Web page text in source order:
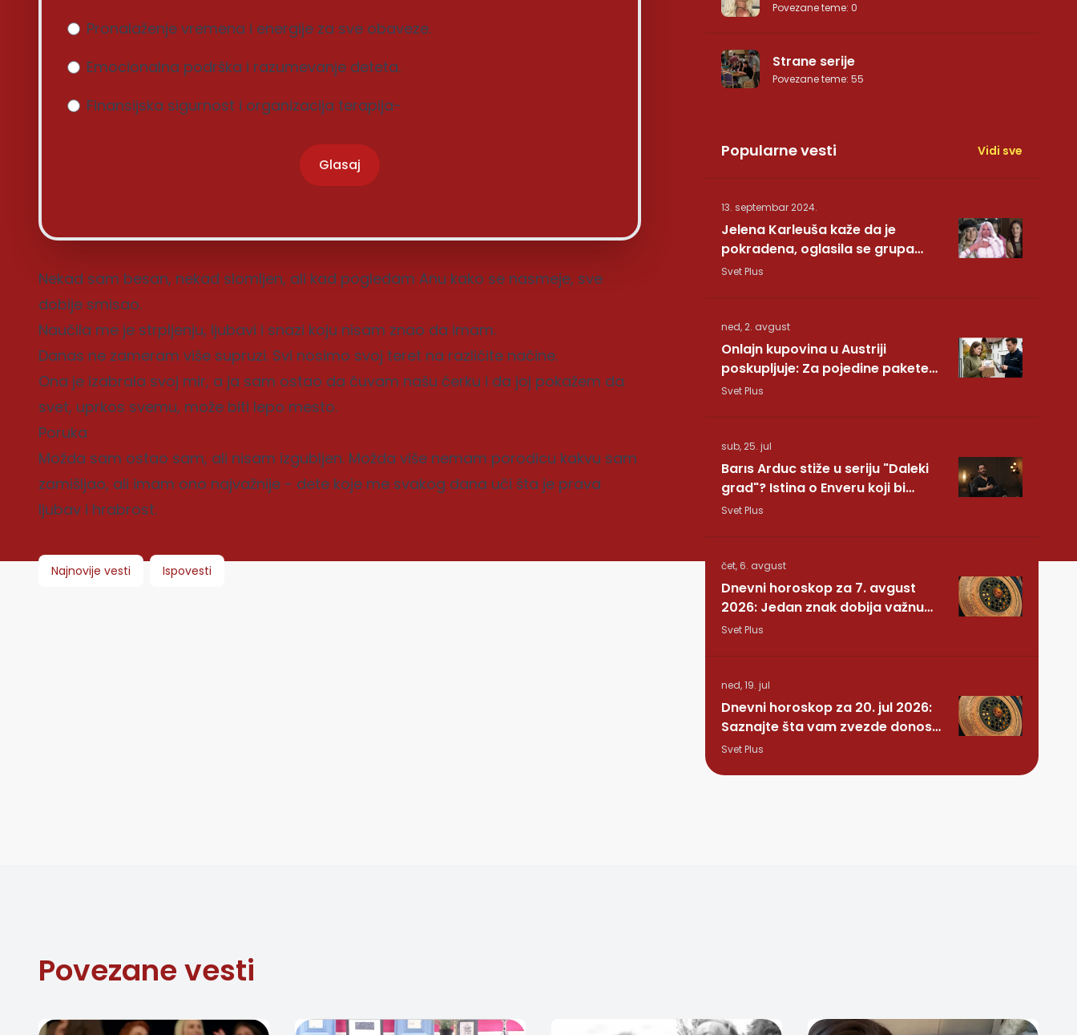
Pronalaženje vremena i energije za sve obaveze.
Emocionalna podrška i razumevanje deteta.
Finansijska sigurnost i organizacija terapija-
Glasaj
Nekad sam besan, nekad slomljen, ali kad pogledam Anu kako se nasmeje, sve
dobije smisao.
Naučila me je strpljenju, ljubavi i snazi koju nisam znao da imam.
Danas ne zameram više supruzi. Svi nosimo svoj teret na različite načine.
Ona je izabrala svoj mir, a ja sam ostao da čuvam našu ćerku i da joj pokažem da
svet, uprkos svemu, može biti lepo mesto.
Poruka
Možda sam ostao sam, ali nisam izgubljen. Možda više nemam porodicu kakvu sam
zamišljao, ali imam ono najvažnije - dete koje me svakog dana uči šta je prava
ljubav i hrabrost.
Najnovije vesti Ispovesti
Povezane teme: 0
Strane serije
Povezane teme: 55
Popularne vesti Vidi sve
13. septembar 2024.
Jelena Karleuša kaže da je
pokradena, oglasila se grupa
Hurricane: Pesma RUNDE je naša!
Svet Plus
ned, 2. avgust
Onlajn kupovina u Austriji
poskupljuje: Za pojedine pakete
dodatnih 7,40 evra
Svet Plus
sub, 25. jul
Barıs Arduc stiže u seriju "Daleki
grad"? Istina o Enveru koji bi
mogao da promeni sve
Svet Plus
čet, 6. avgust
Dnevni horoskop za 7. avgust
2026: Jedan znak dobija važnu
vest, drugom se vraća osoba iz
Svet Plus
ned, 19. jul
Dnevni horoskop za 20. jul 2026:
Saznajte šta vam zvezde donose
ovog ponedeljka
Svet Plus
Povezane vesti